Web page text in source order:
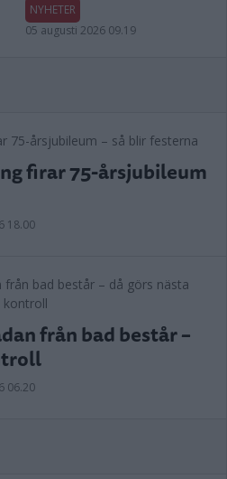
NYHETER
05 augusti 2026 09.19
firar 75-årsjubileum
18.00
från bad består –
06.20